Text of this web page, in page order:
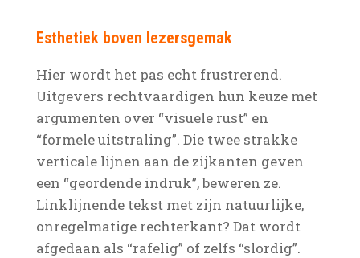
Esthetiek boven lezersgemak
Hier wordt het pas echt frustrerend.
Uitgevers rechtvaardigen hun keuze met
argumenten over “visuele rust” en
“formele uitstraling”. Die twee strakke
verticale lijnen aan de zijkanten geven
een “geordende indruk”, beweren ze.
Linklijnende tekst met zijn natuurlijke,
onregelmatige rechterkant? Dat wordt
afgedaan als “rafelig” of zelfs “slordig”.